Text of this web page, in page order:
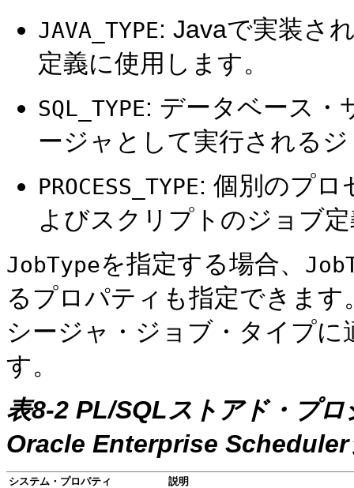
JAVA_TYPE: Javaで実装さ
定義に使用します。
SQL_TYPE: データベース・
ージャとして実行される
PROCESS_TYPE: 個別のプロ
よびスクリプトのジョブ
JobTypeを指定する場合、
るプロパティも指定できます
シージャ・ジョブ・タイプに
す。
表8-2 PL/SQLストアド・プ
Oracle Enterprise Scheduler
システム・プロパティ 説明